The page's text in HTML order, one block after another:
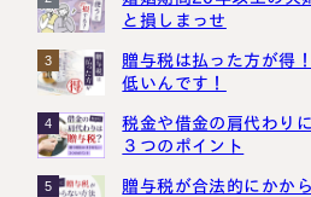
と損しまっせ
3
贈与税は払った方が得
低いんです！
4
税金や借金の肩代わり
３つのポイント
5
贈与税が合法的にかか